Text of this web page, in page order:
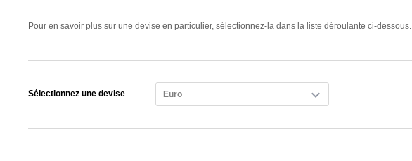
Pour en savoir plus sur une devise en particulier, sélectionnez-la dans la liste déroulante ci-dessous.
Sélectionnez une devise Euro